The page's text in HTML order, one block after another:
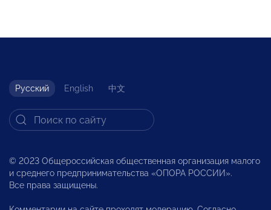
Русский English 中文
© 2023 Общероссийская общественная организация малого
и среднего предпринимательства «ОПОРА РОССИИ».
Все права защищены.